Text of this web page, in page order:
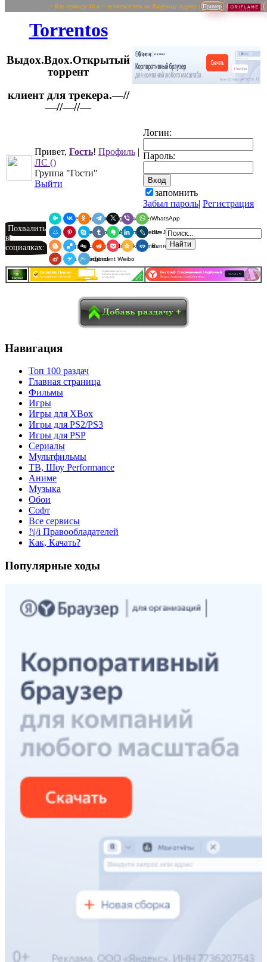
~ Кто приводи 10 и > человек/вдень по Якорному Адресу ( Пример
Torrentos
Выдох.Вдох.Открытый
торрент
Привет, Гость! Профиль |
ЛС ()
Группа "Гости"
Выйти
Логин:
Пароль:
запомнить
Забыл пароль| Регистрация
Похвалить
в
социалках:
Я.Мессенджер
ВКонтакте
Одноклассники
Telegram
X ViberWhatsApp
Мой МирPinterest
SkypeTumblrEvernoteLinkedInLiveJournal
BloggerDelicious
Digg redditPocketQzoneRenren
Sina Weibo
SurfingbirdTencent Weibo
Навигация
Топ 100 раздач
Главная страница
Фильмы
Игры
Игры для XBox
Игры для PS2/PS3
Игры для PSP
Сериалы
Мультфильмы
ТВ, Шоу Performance
Аниме
Музыка
Обои
Софт
Все сервисы
!\|/i Правообладателей
Как, Качать?
Популярные ходы